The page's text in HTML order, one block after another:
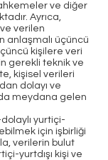
ve diğer
Ayrıca,
verilen
anlaşmalı üçüncü
kişilere veri
gerekli teknik ve
kişisel verileri
dolayı ve
meydana gelen
yurtiçi-
için işbirliği
verilerin bulut
yurtdışı kişi ve